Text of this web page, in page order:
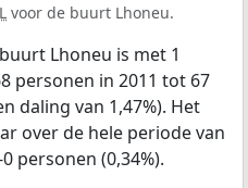
voor de buurt Lhoneu.
Lhoneu is met 1
personen in 2011 tot 67
daling van 1,47%). Het
over de hele periode van
personen (0,34%).